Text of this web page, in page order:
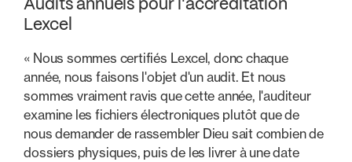
Audits annuels pour l'accréditation
Lexcel
« Nous sommes certifiés Lexcel, donc chaque
année, nous faisons l'objet d'un audit. Et nous
sommes vraiment ravis que cette année, l'auditeur
examine les fichiers électroniques plutôt que de
nous demander de rassembler Dieu sait combien de
dossiers physiques, puis de les livrer à une date